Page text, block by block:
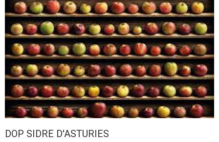
DOP SIDRE D'ASTURIES